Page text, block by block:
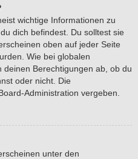
wichtige Informationen zu
dich befindest. Du solltest sie
oben auf jeder Seite
Wie bei globalen
Berechtigungen ab, ob du
oder nicht. Die
Administration vergeben.
unter den